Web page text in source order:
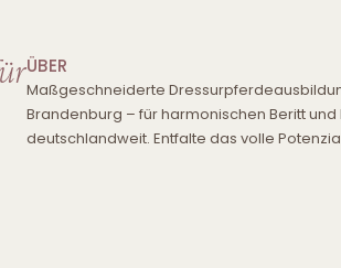
ÜBER
Maßgeschneiderte
Brandenburg – für harmonischen Beritt und
deutschlandweit. Entfalte das volle